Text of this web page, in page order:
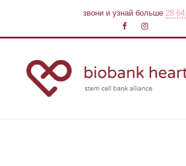
звони и узнай больше28